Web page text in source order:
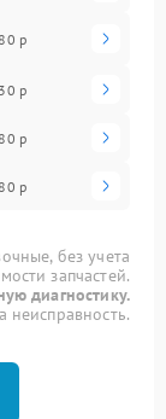
р
р
р
р
без учета
запчастей.
диагностику.